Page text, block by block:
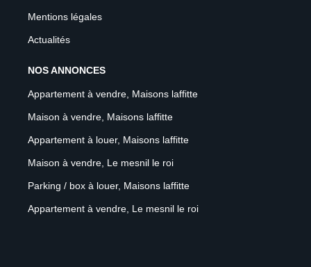
Mentions légales
Actualités
NOS ANNONCES
Appartement à vendre, Maisons laffitte
Maison à vendre, Maisons laffitte
Appartement à louer, Maisons laffitte
Maison à vendre, Le mesnil le roi
Parking / box à louer, Maisons laffitte
Appartement à vendre, Le mesnil le roi